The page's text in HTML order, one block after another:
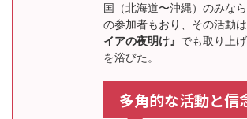
国（北海道〜沖縄）のみな
の参加者もおり、その活動
イアの夜明け』 でも取り上
を浴びた。
多角的な活動と信